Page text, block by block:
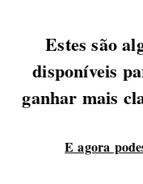
Estes são
disponíveis
ganhar mais
E agora